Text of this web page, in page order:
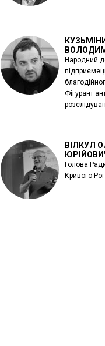
Народний
Фігурант
ВІЛКУЛ
Голова
Кривого